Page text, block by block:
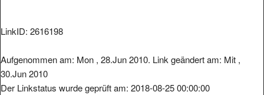
LinkID: 2616198
Aufgenommen am: Mon , 28.Jun 2010. Link geändert am: Mit ,
30.Jun 2010
Der Linkstatus wurde geprüft am: 2018-08-25 00:00:00